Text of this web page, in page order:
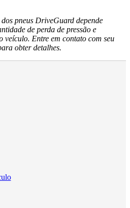
pneus DriveGuard depende
de perda de pressão e
veículo. Entre em contato com seu
obter detalhes.